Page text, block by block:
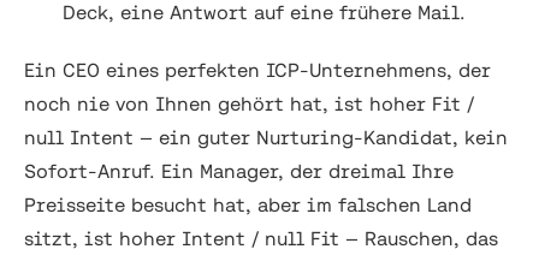
Deck, eine Antwort auf eine frühere Mail.
Ein CEO eines perfekten ICP-Unternehmens, der
noch nie von Ihnen gehört hat, ist hoher Fit /
null Intent — ein guter Nurturing-Kandidat, kein
Sofort-Anruf. Ein Manager, der dreimal Ihre
Preisseite besucht hat, aber im falschen Land
sitzt, ist hoher Intent / null Fit — Rauschen, das